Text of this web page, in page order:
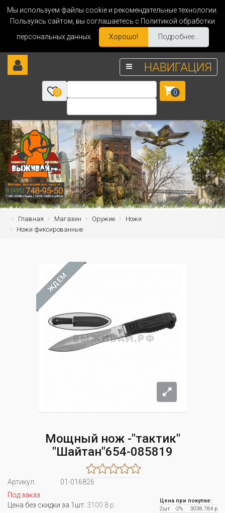
Мы используем файлы cookie и рекомендательные технологии.
Пользуясь сайтом, вы соглашаетесь с Политикой обработки
персональных данных.
Хорошо! Подробнее...
НАВИГАЦИЯ
0 0
Главная Магазин Оружие
Ножи
Ножи фиксированные
ЖДЁМ
Мощный нож -"тактик"
"Шайтан"654-085819
Артикул:
01-016826
Под заказ
Цена без скидки за 1шт: 3100.8 р.
Цена при покупке:
2шт
-2%
3038.784 р